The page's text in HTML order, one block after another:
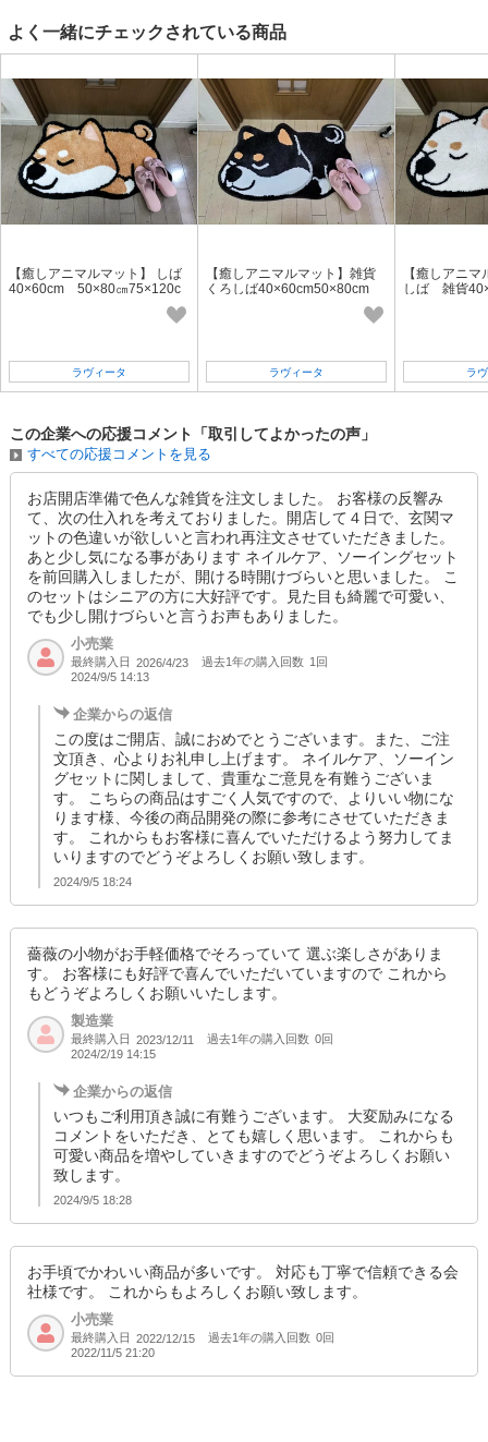
よく一緒にチェックされている商品
【癒しアニマルマット】 しば
40×60cm 50×80㎝75×120c
m 柴犬 アニマルマット☆SHIB
ラヴィータ
【癒しアニマルマット】雑貨
くろしば40×60cm50×80cm
ラヴィータ
【癒しアニ
しば 雑貨
ラ
この企業への応援コメント「取引してよかったの声」
すべての応援コメントを見る
お店開店準備で色んな雑貨を注文しました。 お客様の反響み
て、次の仕入れを考えておりました。開店して４日で、玄関マ
ットの色違いが欲しいと言われ再注文させていただきました。
あと少し気になる事があります ネイルケア、ソーイングセット
を前回購入しましたが、開ける時開けづらいと思いました。 こ
のセットはシニアの方に大好評です。見た目も綺麗で可愛い、
でも少し開けづらいと言うお声もありました。
小売業
最終購入日 2026/4/23 過去1年の購入回数 1回
2024/9/5 14:13
企業からの返信
この度はご開店、誠におめでとうございます。また、ご注
文頂き、心よりお礼申し上げます。 ネイルケア、ソーイン
グセットに関しまして、貴重なご意見を有難うございま
す。 こちらの商品はすごく人気ですので、よりいい物にな
ります様、今後の商品開発の際に参考にさせていただきま
す。 これからもお客様に喜んでいただけるよう努力してま
いりますのでどうぞよろしくお願い致します。
2024/9/5 18:24
薔薇の小物がお手軽価格でそろっていて 選ぶ楽しさがありま
す。 お客様にも好評で喜んでいただいていますので これから
もどうぞよろしくお願いいたします。
製造業
最終購入日 2023/12/11 過去1年の購入回数 0回
2024/2/19 14:15
企業からの返信
いつもご利用頂き誠に有難うございます。 大変励みになる
コメントをいただき、とても嬉しく思います。 これからも
可愛い商品を増やしていきますのでどうぞよろしくお願い
致します。
2024/9/5 18:28
お手頃でかわいい商品が多いです。 対応も丁寧で信頼できる会
社様です。 これからもよろしくお願い致します。
小売業
最終購入日 2022/12/15 過去1年の購入回数 0回
2022/11/5 21:20